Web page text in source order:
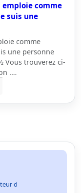
comme
suis une
comme
une personne
Vous trouverez ci-
.…
d